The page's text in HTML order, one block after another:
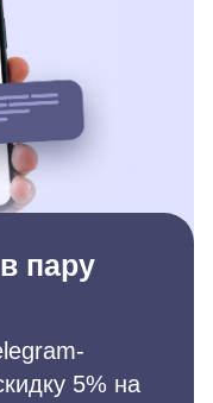
пару
5% на